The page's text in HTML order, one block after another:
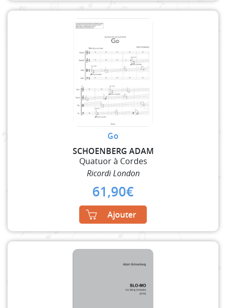
Go
SCHOENBERG ADAM
Quatuor à Cordes
Ricordi London
61,90€
Ajouter